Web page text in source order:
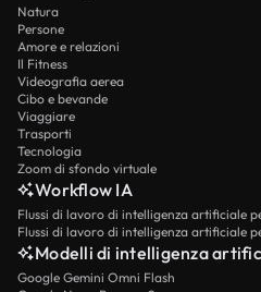
Natura
Persone
Amore e relazioni
Il Fitness
Videografia aerea
Cibo e bevande
Viaggiare
Trasporti
Tecnologia
Zoom di sfondo virtuale
Workflow IA
Flussi di lavoro di intelligenza artificiale
Modelli di intelligenza
Google Gemini Omni Flash